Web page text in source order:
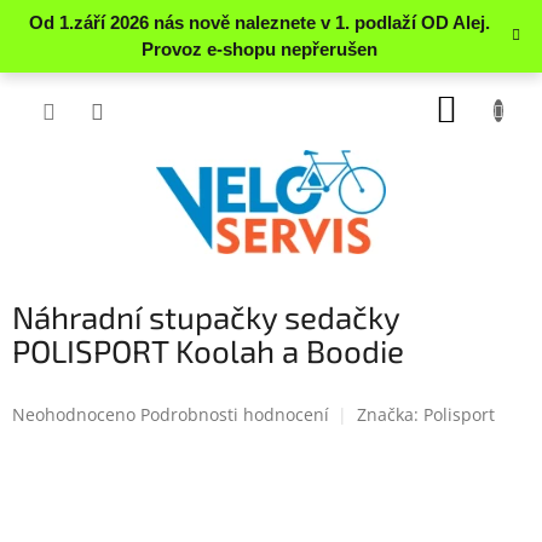
Přejít
Náhradní stupačky sedačky
POLISPORT Koolah a Boodie
Průměrné
Neohodnoceno Podrobnosti hodnocení Značka: Polisport